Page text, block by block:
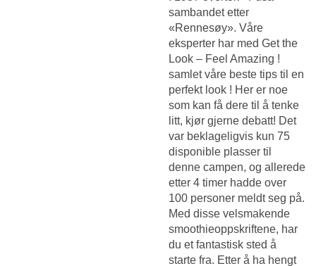
sambandet etter
«Rennesøy». Våre
eksperter har med Get the
Look – Feel Amazing !
samlet våre beste tips til en
perfekt look ! Her er noe
som kan få dere til å tenke
litt, kjør gjerne debatt! Det
var beklageligvis kun 75
disponible plasser til
denne campen, og allerede
etter 4 timer hadde over
100 personer meldt seg på.
Med disse velsmakende
smoothieoppskriftene, har
du et fantastisk sted å
starte fra. Etter å ha hengt